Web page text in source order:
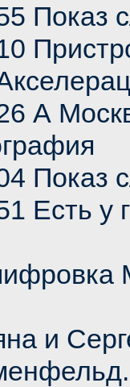
Показ
А
Показ
Есть у
и